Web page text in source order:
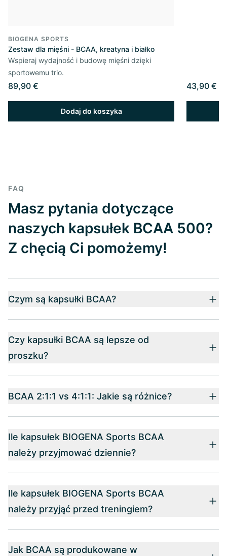
BIOGENA SPORTS
Zestaw dla mięśni - BCAA, kreatyna i białko
Wspieraj wydajność i budowę mięśni dzięki
sportowemu trio.
89,90 €
Dodaj do koszyka
43,90 €
FAQ
Masz pytania dotyczące
naszych kapsułek BCAA 500?
Z chęcią Ci pomożemy!
Czym są kapsułki BCAA?
Czy kapsułki BCAA są lepsze od
proszku?
BCAA 2:1:1 vs 4:1:1: Jakie są różnice?
Ile kapsułek BIOGENA Sports BCAA
należy przyjmować dziennie?
Ile kapsułek BIOGENA Sports BCAA
należy przyjąć przed treningiem?
Jak BCAA są produkowane w